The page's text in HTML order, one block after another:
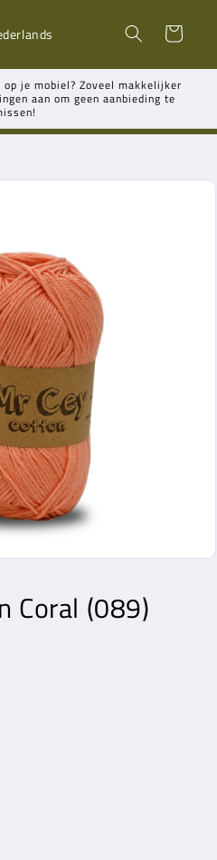
Winkelwagen
je mobiel? Zoveel makkelijker
aan om geen aanbieding te
Coral (089)